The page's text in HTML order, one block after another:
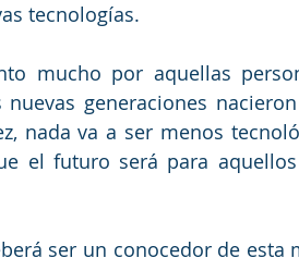
tecnologías.
mucho por aquellas
nuevas generaciones
nada va a ser menos
el futuro será para
ser un conocedor de